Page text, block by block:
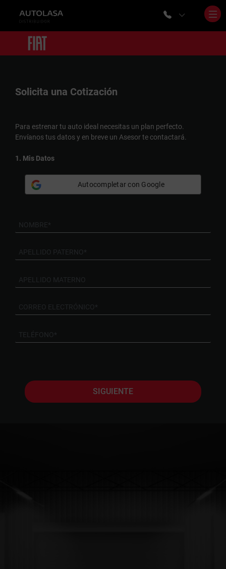
Solicita una Cotización
Para estrenar tu auto ideal necesitas un plan perfecto.
Envíanos tus datos y en breve un Asesor te contactará.
1. Mis Datos
Autocompletar con Google
SIGUIENTE